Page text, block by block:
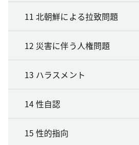
11 北朝鮮による拉致問題
12 災害に伴う人権問題
13 ハラスメント
14 性自認
15 性的指向